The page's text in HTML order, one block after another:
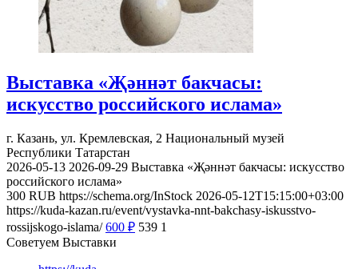
Выставка «Җәннәт бакчасы:
искусство российского ислама»
г. Казань, ул. Кремлевская, 2 Национальный музей
Республики Татарстан
2026-05-13 2026-09-29 Выставка «Җәннәт бакчасы: искусство
российского ислама»
300 RUB https://schema.org/InStock 2026-05-12T15:15:00+03:00
https://kuda-kazan.ru/event/vystavka-nnt-bakchasy-iskusstvo-
rossijskogo-islama/ 600 ₽ 539 1
Советуем Выставки